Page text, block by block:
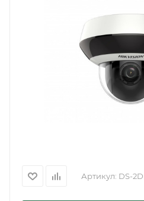
Артикул: DS-